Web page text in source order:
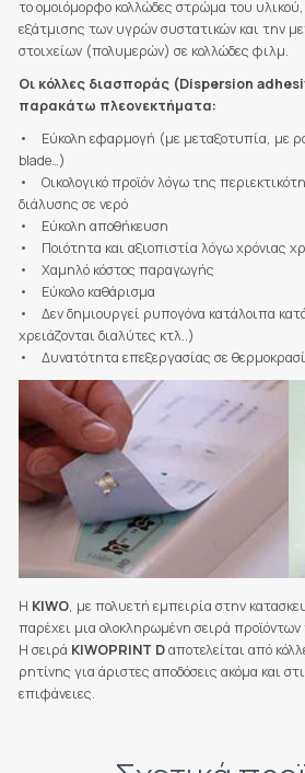
το ομοιόμορφο κολλώδες στρώμα του
εξάτμισης των υγρών συστατικών και την
στοιχείων (πολυμερών) σε κολλώδες φιλμ.
Οι κόλλες διασποράς (Dispersion
παρακάτω πλεονεκτήματα:
• Εύκολη εφαρμογή (με μεταξοτυπία, με
blade…)
• Οικολογικό προϊόν λόγω της
διάλυσης σε νερό
• Εύκολη αποθήκευση
• Ποιότητα και αξιοπιστία λόγω χρόνιας
• Χαμηλό κόστος παραγωγής
• Εύκολο καθάρισμα
• Δεν δημιουργεί ρυπογόνα κατάλοιπα
χρειάζονται διαλύτες κτλ..)
• Δυνατότητα επεξεργασίας σε
H KIWO, με πολυετή εμπειρία στην
παρέχει μια ολοκληρωμένη σειρά
Η σειρά KIWOPRINT Dαποτελείται από
ρητίνης για άριστες αποδόσεις ακόμα και
επιφάνειες.